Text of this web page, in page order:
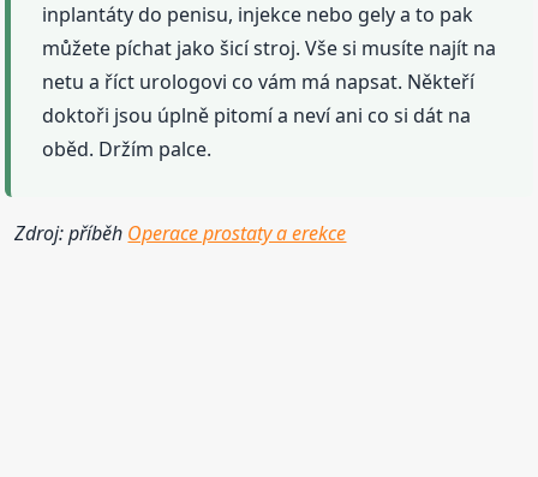
inplantáty do penisu, injekce nebo gely a to pak
můžete píchat jako šicí stroj. Vše si musíte najít na
netu a říct urologovi co vám má napsat. Někteří
doktoři jsou úplně pitomí a neví ani co si dát na
oběd. Držím palce.
Zdroj: příběh Operace prostaty a erekce